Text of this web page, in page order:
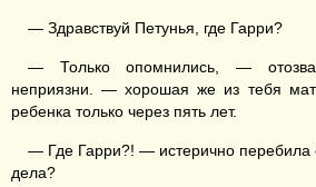
— Здравствуй Петунья, где Гарри?
— Только опомнились, —
неприязни. — хорошая же из тебя
ребенка только через пять лет.
— Где Гарри?! — истерично
дела?